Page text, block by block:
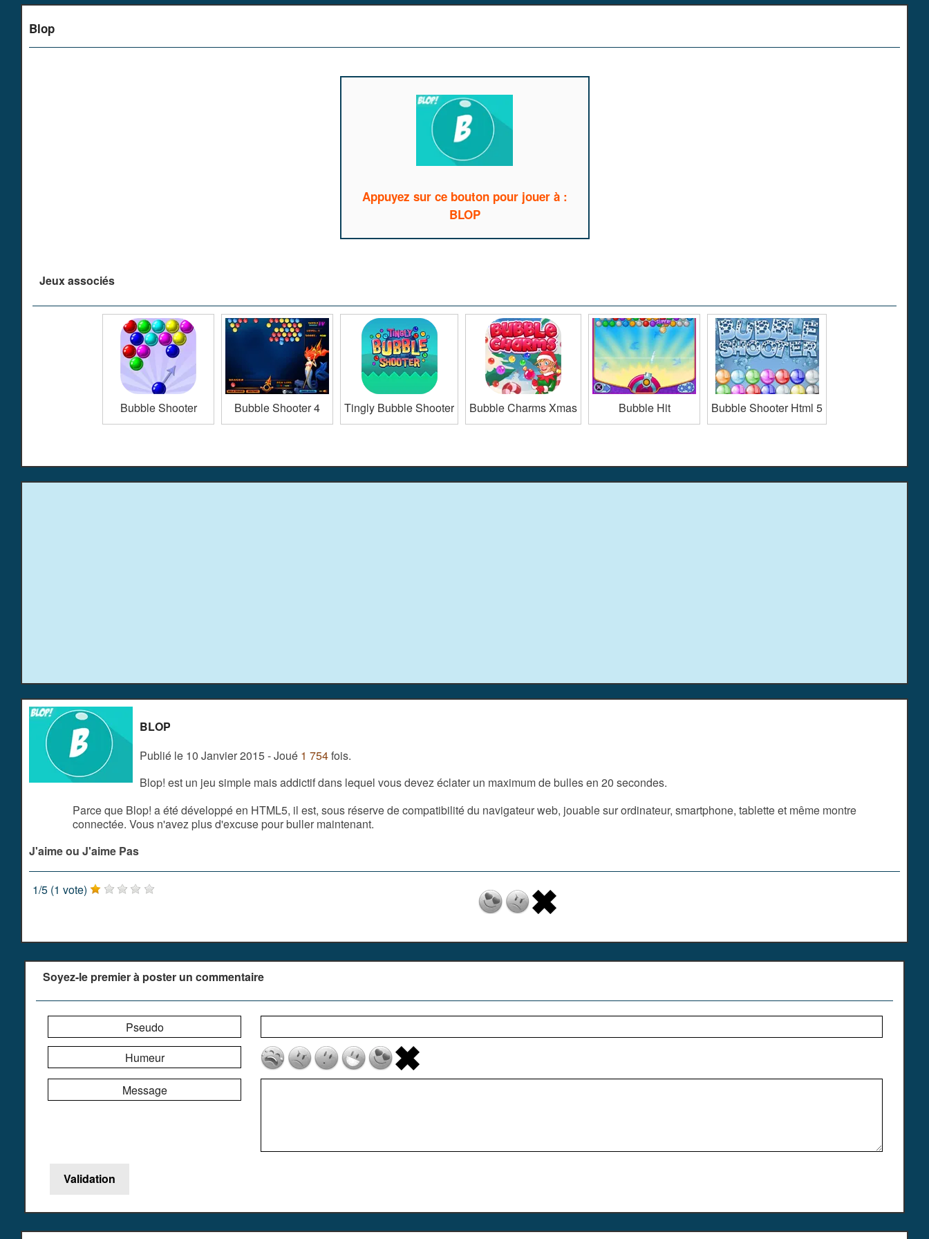
Blop
Appuyez sur ce bouton pour jouer à :
BLOP
Jeux associés
Bubble Shooter Bubble Shooter 4 Tingly Bubble Shooter Bubble Charms Xmas Bubble Hit Bubble Shooter Html 5
BLOP
Publié le 10 Janvier 2015 - Joué 1 754fois.
Blop! est un jeu simple mais addictif dans lequel vous devez éclater un maximum de bulles en 20 secondes.
Parce que Blop! a été développé en HTML5, il est, sous réserve de compatibilité du navigateur web, jouable sur ordinateur, smartphone, tablette et même montre
connectée. Vous n'avez plus d'excuse pour buller maintenant.
J'aime ou J'aime Pas
1/5 (1 vote)
Soyez-le premier à poster un commentaire
Pseudo
Humeur
Message